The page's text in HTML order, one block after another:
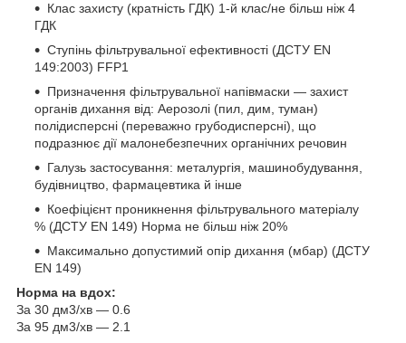
Клас захисту (кратність ГДК) 1-й клас/не більш ніж 4
ГДК
Ступінь фільтрувальної ефективності (ДСТУ EN
149:2003) FFP1
Призначення фільтрувальної напівмаски — захист
органів дихання від: Аерозолі (пил, дим, туман)
полідисперсні (переважно грубодисперсні), що
подразнює дії малонебезпечних органічних речовин
Галузь застосування: металургія, машинобудування,
будівництво, фармацевтика й інше
Коефіцієнт проникнення фільтрувального матеріалу
% (ДСТУ EN 149) Норма не більш ніж 20%
Максимально допустимий опір дихання (мбар) (ДСТУ
EN 149)
Норма на вдох:
За 30 дм3/хв — 0.6
За 95 дм3/хв — 2.1